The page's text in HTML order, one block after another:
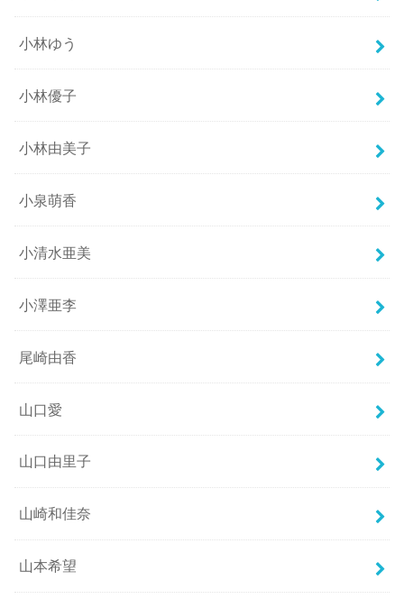
小林ゆう
小林優子
小林由美子
小泉萌香
小清水亜美
小澤亜李
尾崎由香
山口愛
山口由里子
山崎和佳奈
山本希望